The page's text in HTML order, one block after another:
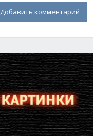
Добавить комментарий